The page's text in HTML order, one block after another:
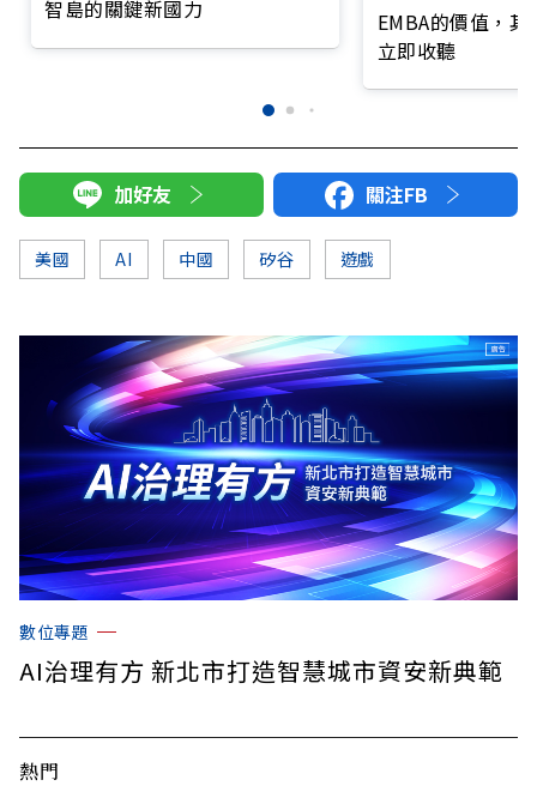
智島的關鍵新國力
EMBA的價值，
立即收聽
加好友 關注FB
美國 AI 中國 矽谷 遊戲
數位專題
AI治理有方 新北市打造智慧城市資安新典範
熱門